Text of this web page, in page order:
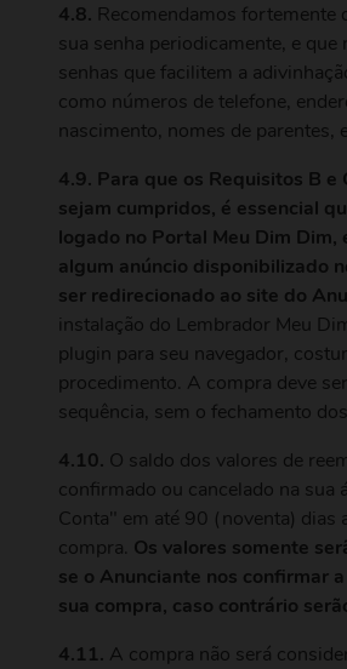
4.8. Recomendamos fortemente
sua senha periodicamente, e que
senhas que facilitem a
como números de telefone,
nascimento, nomes de parentes,
4.9. Para que os Requisitos B
sejam cumpridos, é essencial
logado no Portal Meu Dim Dim,
algum anúncio disponibilizado
ser redirecionado ao site do
instalação do Lembrador Meu
plugin para seu navegador,
procedimento. A compra deve
sequência, sem o fechamento
4.10. O saldo dos valores de
confirmado ou cancelado na sua
Conta" em até 90 (noventa) dias
compra. Os valores somente
se o Anunciante nos confirmar
sua compra, caso contrário
4.11. A compra não será